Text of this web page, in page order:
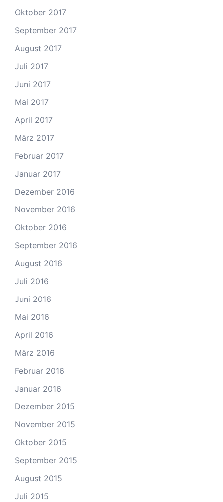
Oktober 2017
September 2017
August 2017
Juli 2017
Juni 2017
Mai 2017
April 2017
März 2017
Februar 2017
Januar 2017
Dezember 2016
November 2016
Oktober 2016
September 2016
August 2016
Juli 2016
Juni 2016
Mai 2016
April 2016
März 2016
Februar 2016
Januar 2016
Dezember 2015
November 2015
Oktober 2015
September 2015
August 2015
Juli 2015